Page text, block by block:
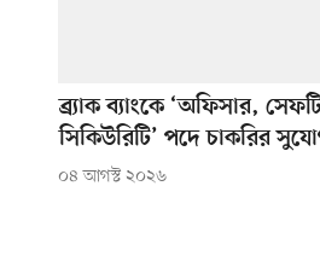
ব্র্যাক ব্যাংকে ‘অফিসার,
সিকিউরিটি’ পদে চাকরির
০৪ আগস্ট ২০২৬